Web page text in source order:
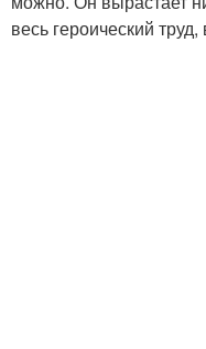
весь героический